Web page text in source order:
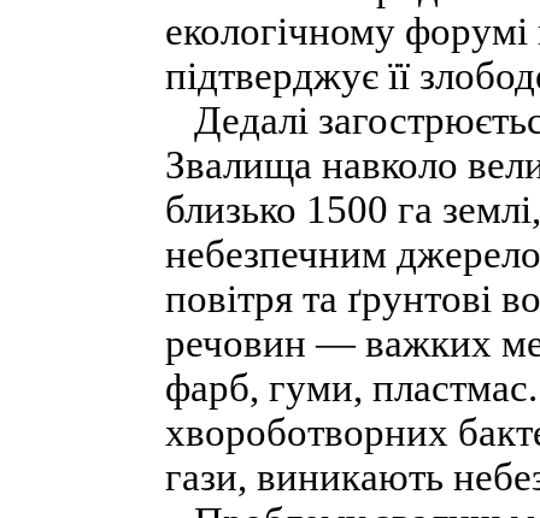
екологічному
підтверджує її
Дедалі
Звалища навколо
близько 1500 га
небезпечним
повітря та ґрунтові
речовин — важких
фарб, гуми,
хвороботворних
гази, виникають